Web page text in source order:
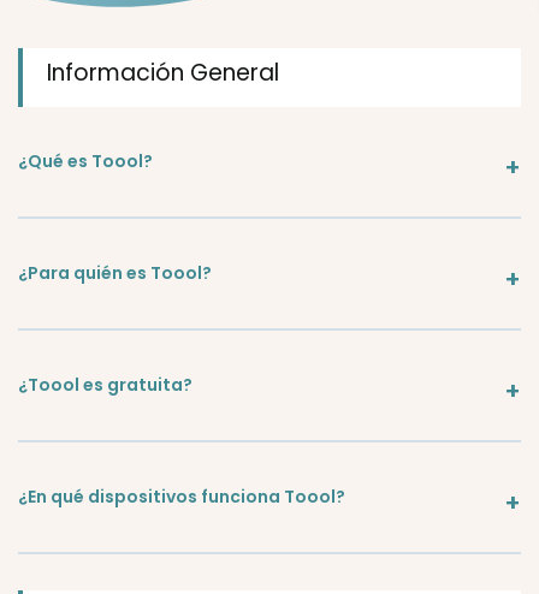
Información General
¿Qué es Toool?
¿Para quién es Toool?
¿Toool es gratuita?
¿En qué dispositivos funciona Toool?